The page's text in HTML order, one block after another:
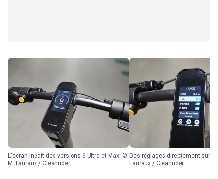
L'écran inédit des versions 6 Ultra et Max. ©
M. Lauraux / Cleanrider
Des réglages directement sur l'écran. © M.
Lauraux / Cleanrider